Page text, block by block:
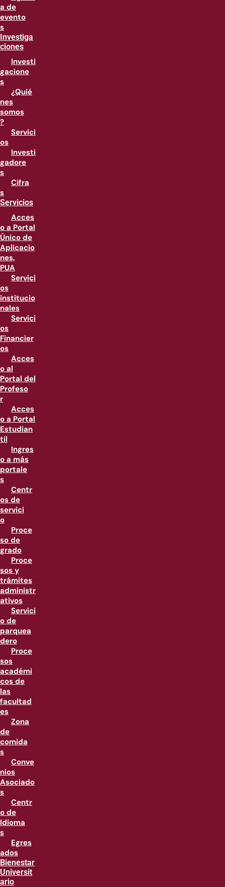
a de
evento
s
Investiga
ciones
Investi
gacione
s
¿Quié
nes
somos
?
Servici
os
Investi
gadore
s
Cifra
s
Servicios
Acces
o a Portal
Único de
Aplicacio
nes,
PUA
Servici
os
institucio
nales
Servici
os
Financier
os
Acces
o al
Portal del
Profeso
r
Acces
o a Portal
Estudian
til
Ingres
o a más
portale
s
Centr
os de
servici
o
Proce
so de
grado
Proce
sos y
trámites
administr
ativos
Servici
o de
parquea
dero
Proce
sos
académi
cos de
las
facultad
es
Zona
de
comida
s
Conve
nios
Asociado
s
Centr
o de
Idioma
s
Egres
ados
Bienestar
Universit
ario